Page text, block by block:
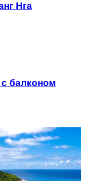
Нга
балконом